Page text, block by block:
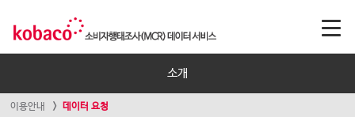
소개
이용안내 데이터 요청